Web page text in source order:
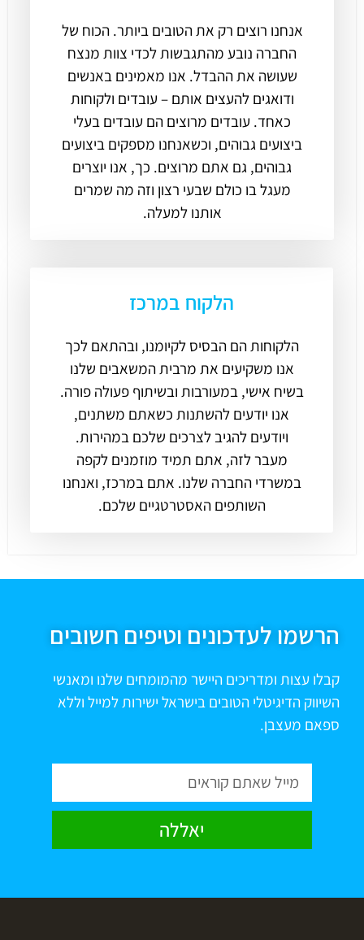
אנחנו רוצים רק את הטובים ביותר. הכוח של
החברה נובע מהתגבשות לכדי צוות מנצח
שעושה את ההבדל. אנו מאמינים באנשים
ודואגים להעצים אותם – עובדים ולקוחות
כאחד. עובדים מרוצים הם עובדים בעלי
ביצועים גבוהים, וכשאנחנו מספקים ביצועים
גבוהים, גם אתם מרוצים. כך, אנו יוצרים
מעגל בו כולם שבעי רצון וזה מה שמרים
אותנו למעלה.
הלקוח במרכז
הלקוחות הם הבסיס לקיומנו, ובהתאם לכך
אנו משקיעים את מרבית המשאבים שלנו
בשיח אישי, במעורבות ובשיתוף פעולה פורה.
אנו יודעים להשתנות כשאתם משתנים,
ויודעים להגיב לצרכים שלכם במהירות.
מעבר לזה, אתם תמיד מוזמנים לקפה
במשרדי החברה שלנו. אתם במרכז, ואנחנו
השותפים האסטרטגיים שלכם.
הרשמו לעדכונים וטיפים חשובים
קבלו עצות ומדריכים היישר מהמומחים שלנו ומאנשי
השיווק הדיגיטלי הטובים בישראל ישירות למייל וללא
ספאם מעצבן.
יאללה